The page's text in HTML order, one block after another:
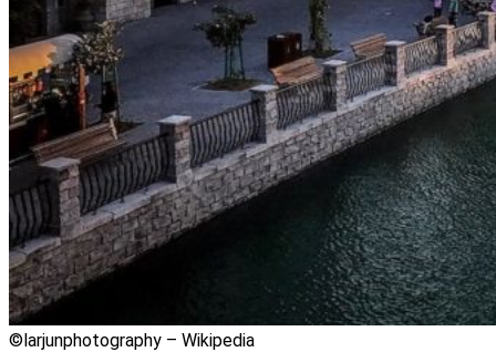
©larjunphotography – Wikipedia